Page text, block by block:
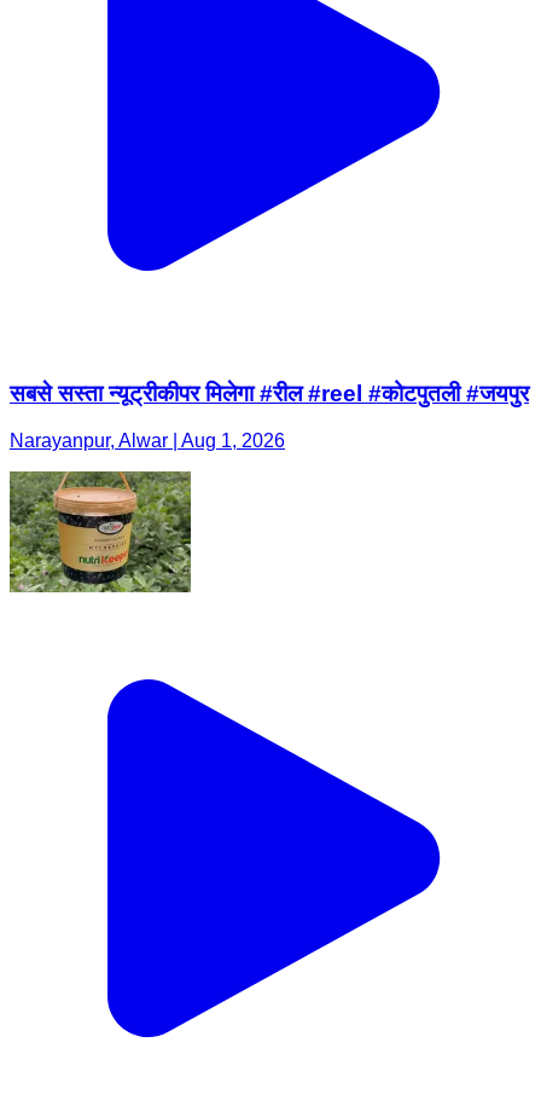
सबसे सस्ता न्यूट्रीकीपर मिलेगा #रील #reel #कोटपुतली #जयपुर
Narayanpur, Alwar | Aug 1, 2026